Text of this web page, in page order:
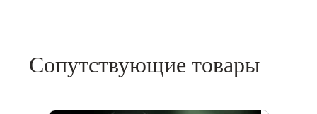
Сопутствующие товары